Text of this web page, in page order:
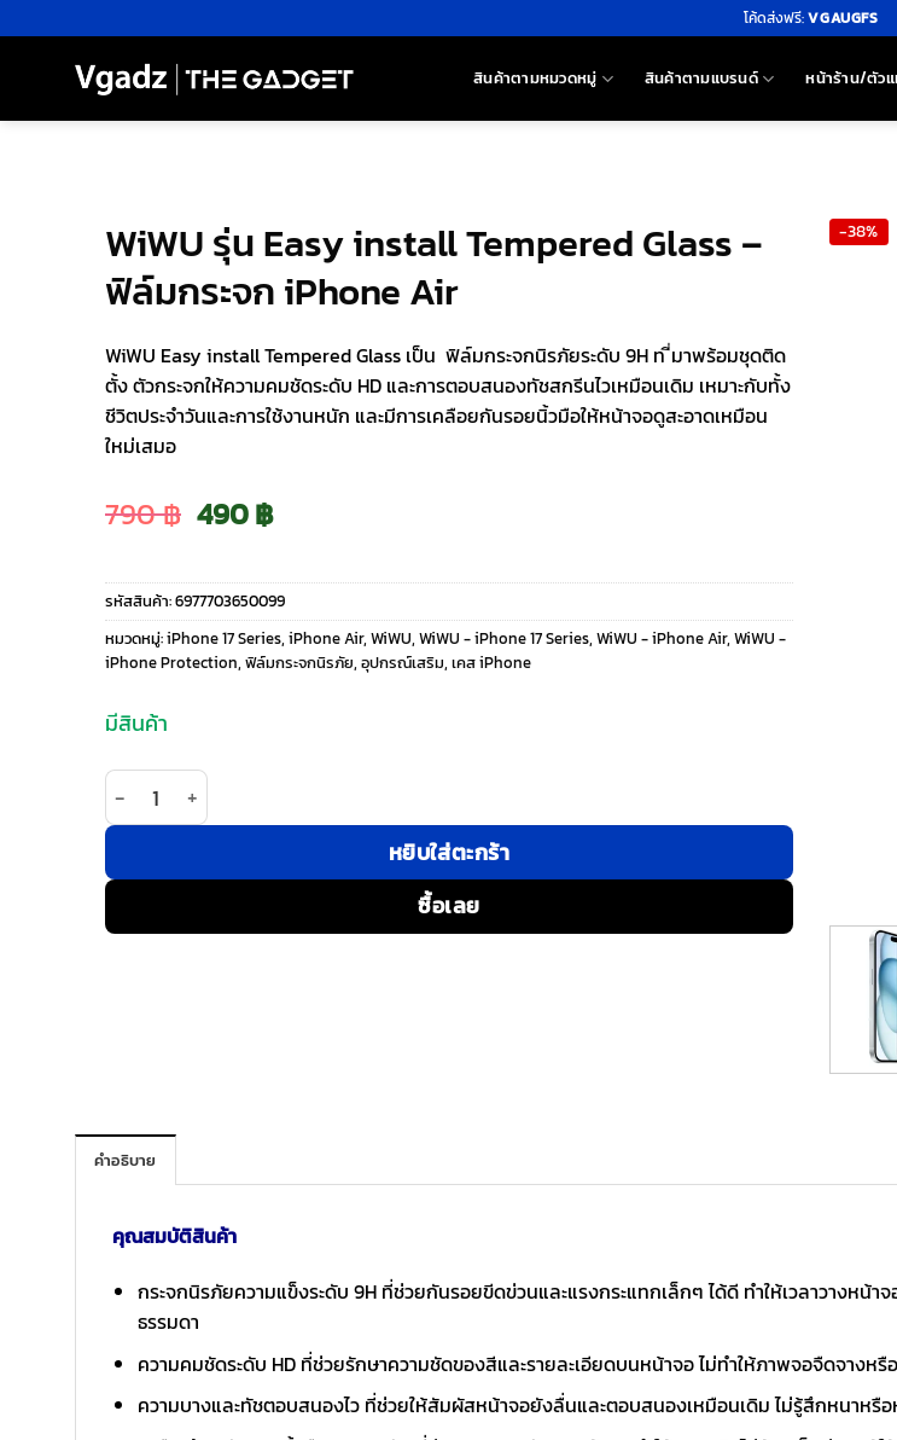
ไป
โค้ดส่งฟรี:VGAUGFS
สินค้าตามหมวดหมู่ สินค้าตามแบรนด์ หน้าร้าน/ตัว
WiWU รุ่น Easy install Tempered Glass –
ฟิล์มกระจก iPhone Air
WiWU Easy install Tempered Glass เป็น ฟิล์มกระจกนิรภัยระดับ 9H ท ี่มาพร้อมชุดติด
ตั้ง ตัวกระจกให้ความคมชัดระดับ HD และการตอบสนองทัชสกรีนไวเหมือนเดิม เหมาะกับทั้ง
ชีวิตประจำวันและการใช้งานหนัก และมีการเคลือยกันรอยนิ้วมือให้หน้าจอดูสะอาดเหมือน
ใหม่เสมอ
790฿ Original
price
was:
490฿Current
price
is:
รหัสสินค้า:6977703650099
หมวดหมู่:iPhone 17 Series, iPhone Air, WiWU, WiWU - iPhone 17 Series, WiWU - iPhone Air, WiWU -
iPhone Protection, ฟิล์มกระจกนิรภัย, อุปกรณ์เสริม, เคส iPhone
มีสินค้า
จำนวน WiWU รุ่น Easy install Tempered Glass - ฟิล์มกระจก iPhone Air ชิ้น
หยิบใส่ตะกร้า
ซื้อเลย
-38%
คำอธิบาย
คุณสมบัติสินค้า
กระจกนิรภัยความแข็งระดับ 9H ที่ช่วยกันรอยขีดข่วนและแรงกระแทกเล็กๆ ได้ดี ทำให้เวลาวางหน้
ธรรมดา
ความคมชัดระดับ HD ที่ช่วยรักษาความชัดของสีและรายละเอียดบนหน้าจอ ไม่ทำให้ภาพจอจืดจาง
ความบางและทัชตอบสนองไว ที่ช่วยให้สัมผัสหน้าจอยังลื่นและตอบสนองเหมือนเดิม ไม่รู้สึกหนาหรื